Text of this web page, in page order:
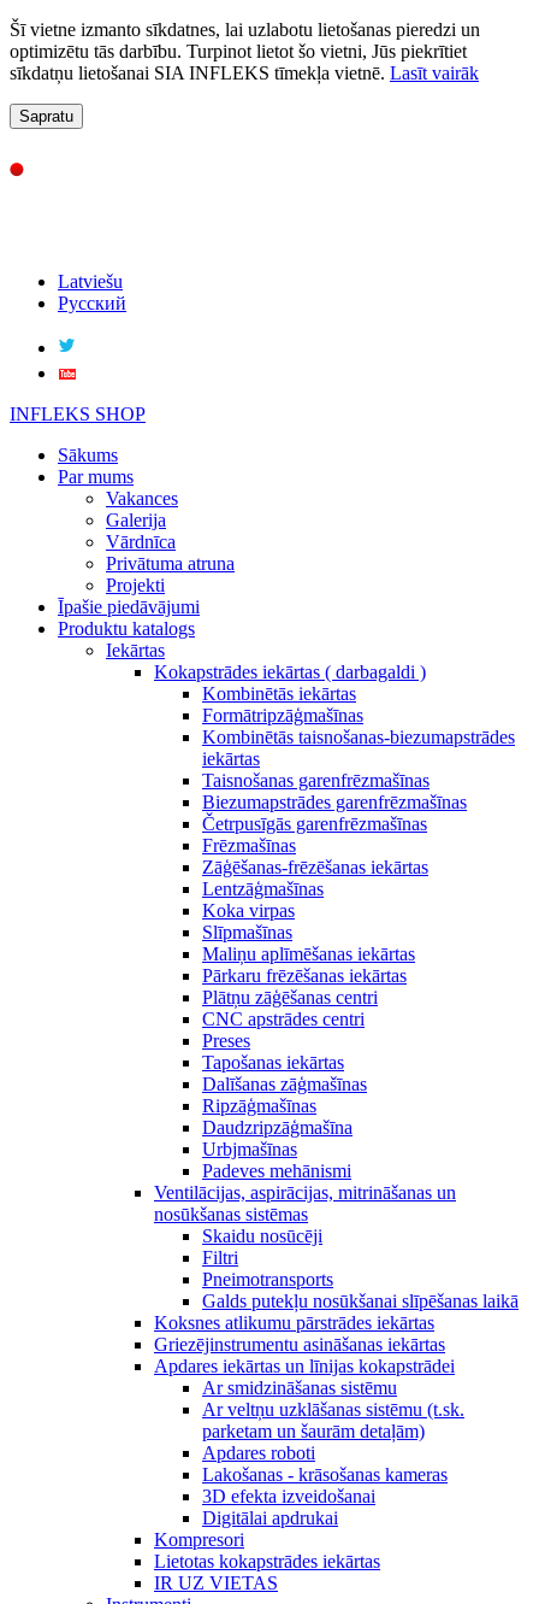
Šī vietne izmanto sīkdatnes, lai uzlabotu lietošanas pieredzi un
optimizētu tās darbību. Turpinot lietot šo vietni, Jūs piekrītiet
sīkdatņu lietošanai SIA INFLEKS tīmekļa vietnē. Lasīt vairāk
Sapratu
Latviešu
Русский
INFLEKS SHOP
Sākums
Par mums
Vakances
Galerija
Vārdnīca
Privātuma atruna
Projekti
Īpašie piedāvājumi
Produktu katalogs
Iekārtas
Kokapstrādes iekārtas ( darbagaldi )
Kombinētās iekārtas
Formātripzāģmašīnas
Kombinētās taisnošanas-biezumapstrādes
iekārtas
Taisnošanas garenfrēzmašīnas
Biezumapstrādes garenfrēzmašīnas
Četrpusīgās garenfrēzmašīnas
Frēzmašīnas
Zāģēšanas-frēzēšanas iekārtas
Lentzāģmašīnas
Koka virpas
Slīpmašīnas
Maliņu aplīmēšanas iekārtas
Pārkaru frēzēšanas iekārtas
Plātņu zāģēšanas centri
CNC apstrādes centri
Preses
Tapošanas iekārtas
Dalīšanas zāģmašīnas
Ripzāģmašīnas
Daudzripzāģmašīna
Urbjmašīnas
Padeves mehānismi
Ventilācijas, aspirācijas, mitrināšanas un
nosūkšanas sistēmas
Skaidu nosūcēji
Filtri
Pneimotransports
Galds putekļu nosūkšanai slīpēšanas laikā
Koksnes atlikumu pārstrādes iekārtas
Griezējinstrumentu asināšanas iekārtas
Apdares iekārtas un līnijas kokapstrādei
Ar smidzināšanas sistēmu
Ar veltņu uzklāšanas sistēmu (t.sk.
parketam un šaurām detaļām)
Apdares roboti
Lakošanas - krāsošanas kameras
3D efekta izveidošanai
Digitālai apdrukai
Kompresori
Lietotas kokapstrādes iekārtas
IR UZ VIETAS